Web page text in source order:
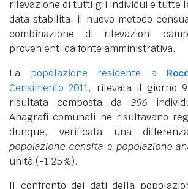
rilevazione di tutti gli individui e tutte
data stabilita, il nuovo metodo
combinazione di rilevazioni
provenienti da fonte amministrativa.
La popolazione residente a
Censimento 2011, rilevata il giorno
risultata composta da 396
Anagrafi comunali ne risultavano
dunque, verificata una
popolazione censita e popolazione
unità (-1,25%).
Il confronto dei dati della